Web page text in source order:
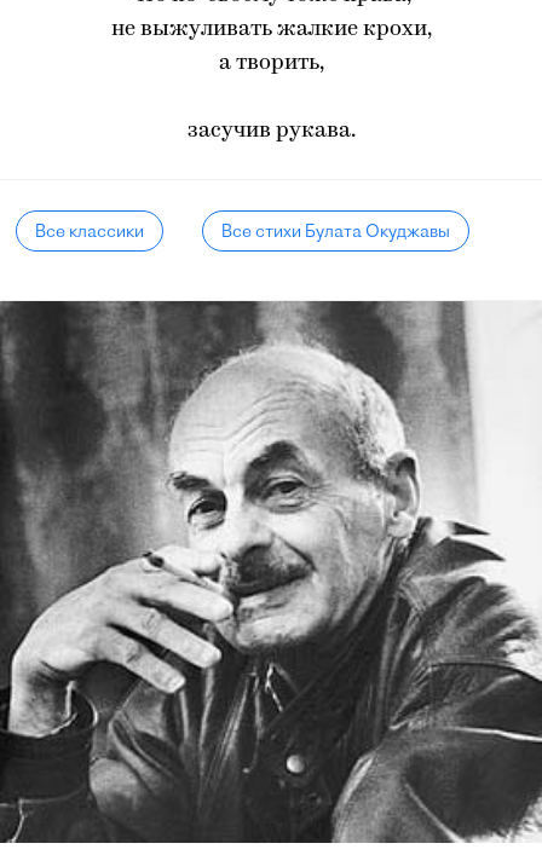
не выжуливать жалкие крохи,
а творить,
засучив рукава.
Все классики Все стихи Булата Окуджавы